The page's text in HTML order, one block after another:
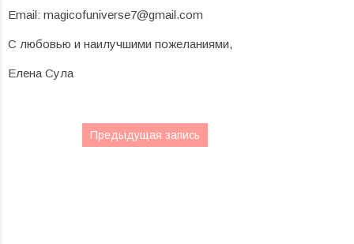
Email: magicofuniverse7@gmail.com
С любовью и наилучшими пожеланиями,
Елена Сула
Предыдущая запись